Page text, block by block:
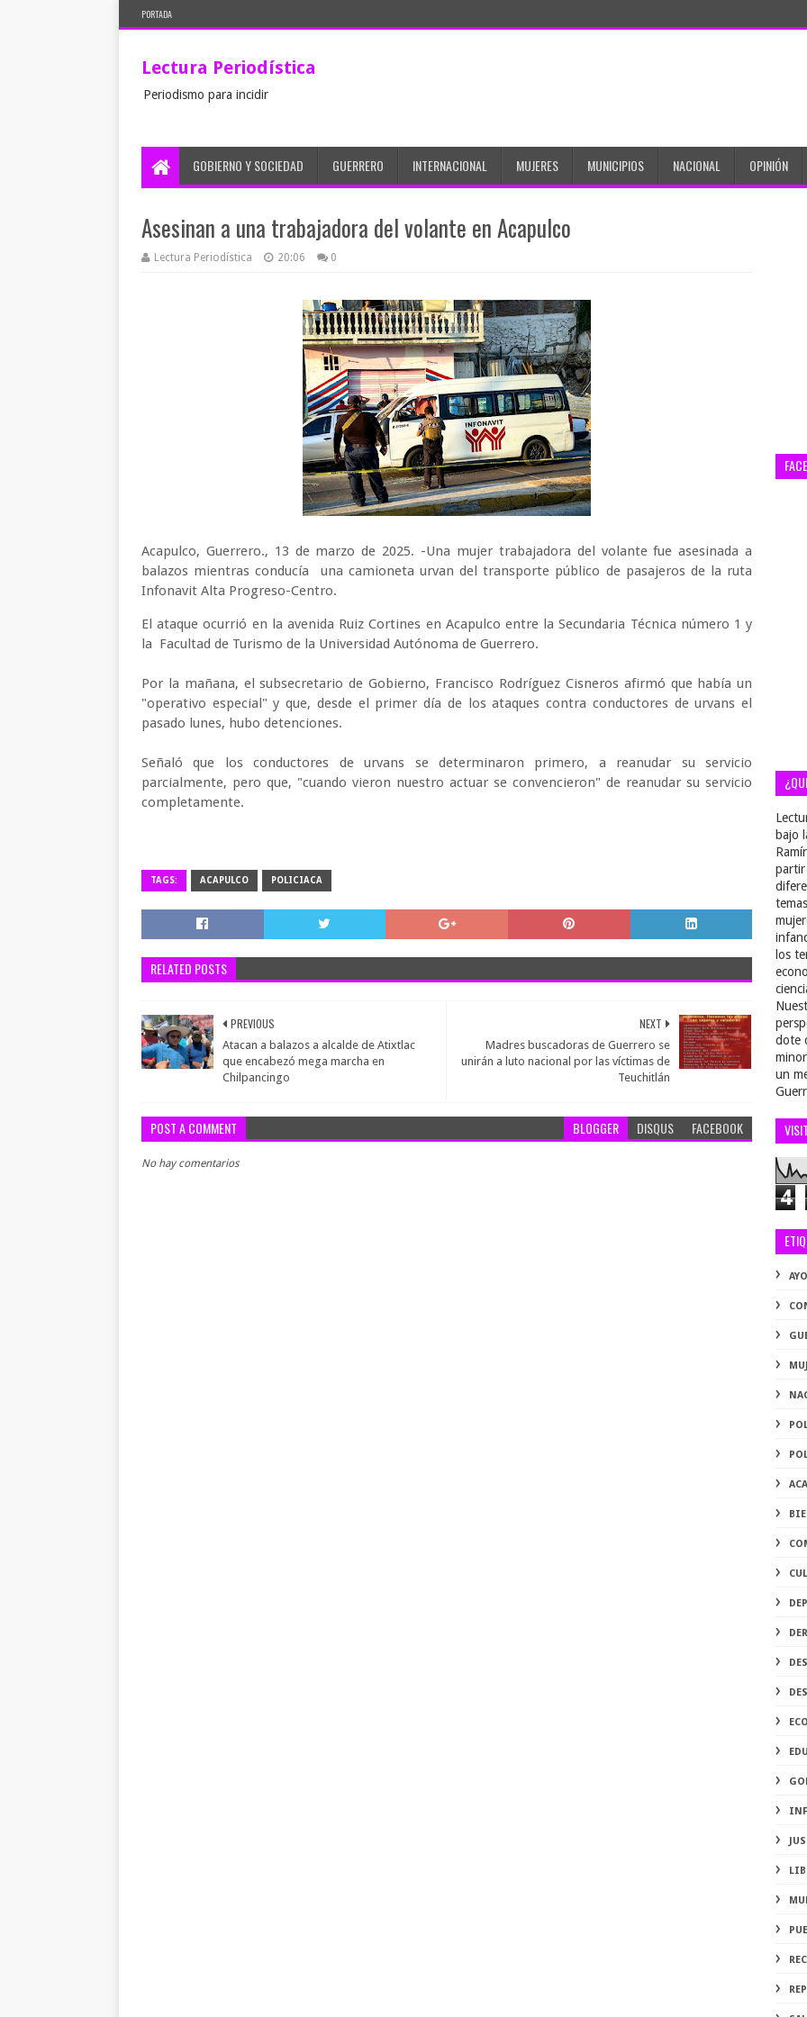
PORTADA
Lectura Periodística
Periodismo para incidir
GOBIERNO Y SOCIEDAD GUERRERO INTERNACIONAL MUJERES MUNICIPIOS NACIONAL OPINIÓN
Asesinan a una trabajadora del volante en Acapulco
Lectura Periodística 20:06 0
Acapulco, Guerrero., 13 de marzo de 2025. -Una mujer trabajadora del volante fue asesinada a
balazos mientras conducía una camioneta urvan del transporte público de pasajeros de la ruta
Infonavit Alta Progreso-Centro.
El ataque ocurrió en la avenida Ruiz Cortines en Acapulco entre la Secundaria Técnica número 1 y
la Facultad de Turismo de la Universidad Autónoma de Guerrero.
Por la mañana, el subsecretario de Gobierno, Francisco Rodríguez Cisneros afirmó que había un
"operativo especial" y que, desde el primer día de los ataques contra conductores de urvans el
pasado lunes, hubo detenciones.
Señaló que los conductores de urvans se determinaron primero, a reanudar su servicio
parcialmente, pero que, "cuando vieron nuestro actuar se convencieron" de reanudar su servicio
completamente.
TAGS: ACAPULCO POLICIACA
RELATED POSTS
NEXT
Madres buscadoras de Guerrero se
unirán a luto nacional por las víctimas de
Teuchitlán
PREVIOUS
Atacan a balazos a alcalde de Atixtlac
que encabezó mega marcha en
Chilpancingo
POST A COMMENT BLOGGER DISQUS FACEBOOK
No hay comentarios
bajo
partir
los
dote
un
4